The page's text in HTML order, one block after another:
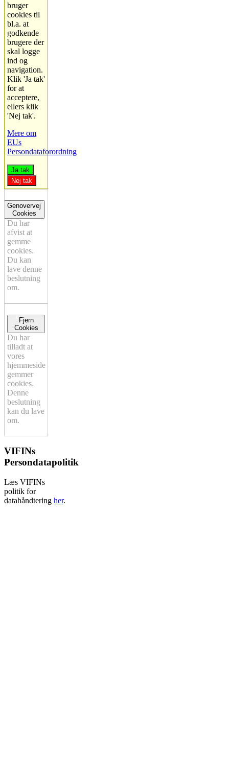
bruger
cookies til
bl.a. at
godkende
brugere der
skal logge
ind og
navigation.
Klik 'Ja tak'
for at
acceptere,
ellers klik
'Nej tak'.
Mere om
EUs
Persondataforordning
Ja tak
Nej tak
Genovervej
Cookies
Du har
afvist at
gemme
cookies.
Du kan
lave denne
beslutning
om.
Fjern
Cookies
Du har
tilladt at
vores
hjemmeside
gemmer
cookies.
Denne
beslutning
kan du lave
om.
VIFINs
Persondatapolitik
Læs VIFINs
politik for
datahåndtering her.